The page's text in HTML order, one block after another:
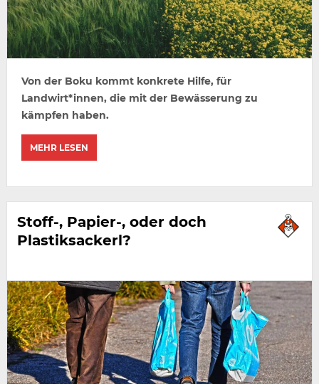
Von der Boku kommt konkrete Hilfe, für
Landwirt*innen, die mit der Bewässerung zu
kämpfen haben.
MEHR LESEN
Stoff-, Papier-, oder doch
Plastiksackerl?